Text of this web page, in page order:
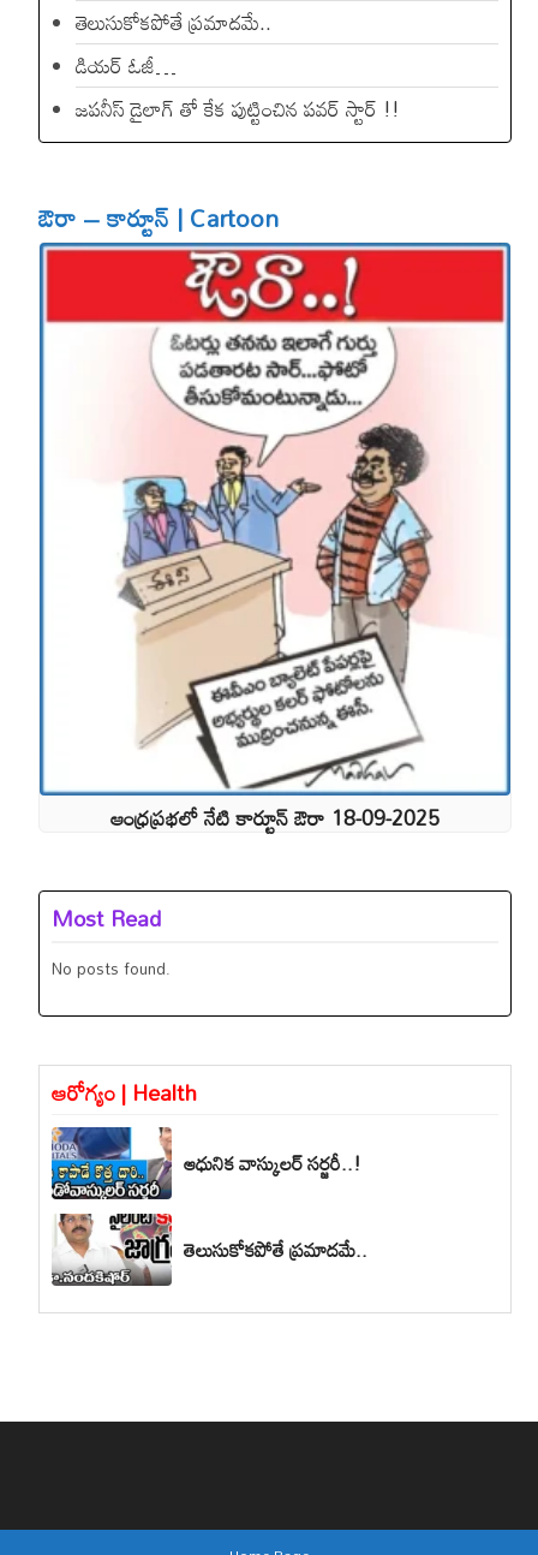
తెలుసుకోకపోతే ప్రమాదమే..
డియ‌ర్ ఓజీ…
జపనీస్ డైలాగ్ తో కేక పుట్టించిన ప‌వ‌ర్ స్టార్ !!
ఔరా – కార్టూన్ | Cartoon
ఆంధ్రప్రభలో నేటి కార్టూన్ ఔరా 18-09-2025
Most Read
No posts found.
ఆరోగ్యం | Health
ఆధునిక వాస్కులర్ సర్జరీ..!
తెలుసుకోకపోతే ప్రమాదమే..